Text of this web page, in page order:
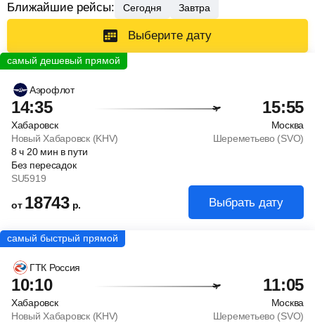
Ближайшие рейсы:
Сегодня Завтра
Выберите дату
Аэрофлот
14:35 15:55
Хабаровск
Москва
Новый Хабаровск (KHV)
Шереметьево (SVO)
8ч 20 мин в пути
Без пересадок
SU5919
от 18743 р. Выбрать дату
ГТК Россия
10:10 11:05
Хабаровск
Москва
Новый Хабаровск (KHV)
Шереметьево (SVO)